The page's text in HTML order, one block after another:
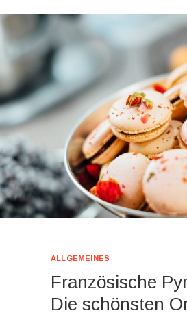
ALLGEMEINES
Französische
Die schönsten